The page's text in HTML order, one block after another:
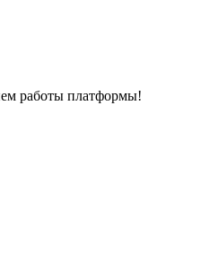
работы платформы!